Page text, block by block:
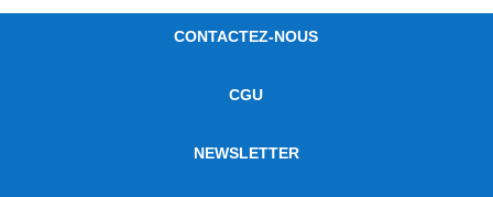
CONTACTEZ-NOUS
CGU
NEWSLETTER